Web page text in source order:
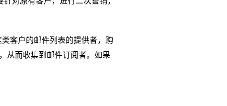
客户的邮件列表的提供者，购
从而收集到邮件订阅者。如果